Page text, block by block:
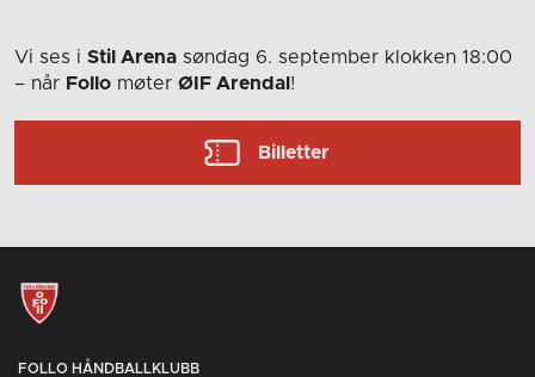
Vi ses i Stil Arena søndag 6. september klokken 18:00
– når Follo møter ØIF Arendal !
Billetter
FOLLO HÅNDBALLKLUBB